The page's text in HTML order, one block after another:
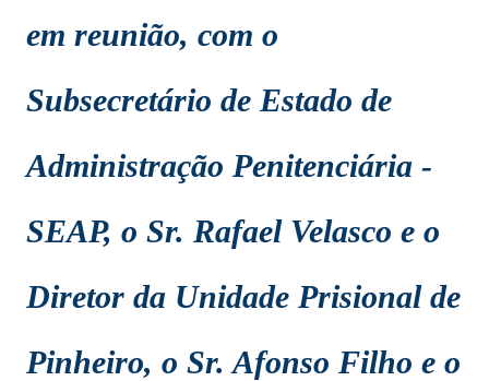
em reunião, com o
Subsecretário de Estado de
Administração Penitenciária -
SEAP, o Sr. Rafael Velasco e o
Diretor da Unidade Prisional de
Pinheiro, o Sr. Afonso Filho e o